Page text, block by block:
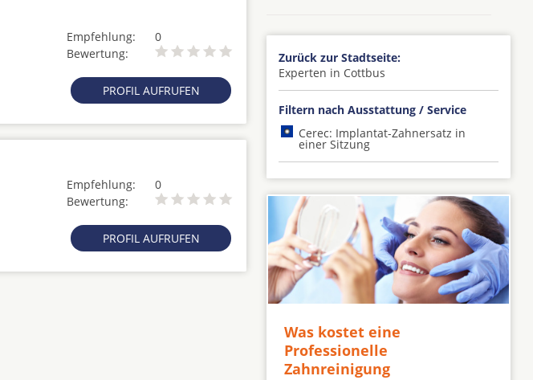
Empfehlung:
0
Bewertung:
PROFIL AUFRUFEN
Empfehlung:
0
Bewertung:
PROFIL AUFRUFEN
Zurück zur Stadtseite:
Experten in Cottbus
Filtern nach Ausstattung / Service
Cerec: Implantat-Zahnersatz in
einer Sitzung
Was kostet eine
Professionelle
Zahnreinigung